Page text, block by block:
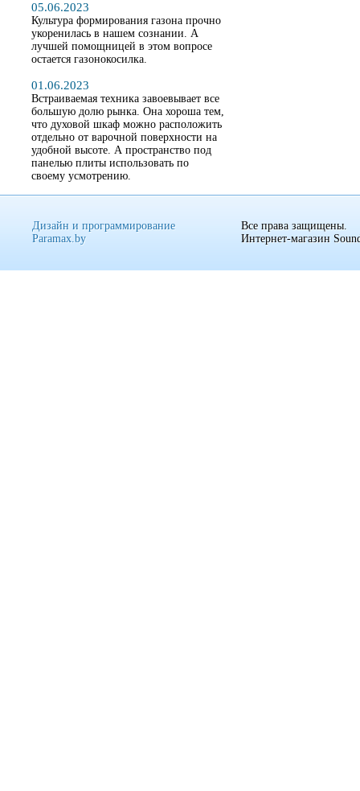
05.06.2023
Культура формирования газона прочно
укоренилась в нашем сознании. А
лучшей помощницей в этом вопросе
остается газонокосилка.
01.06.2023
Встраиваемая техника завоевывает все
большую долю рынка. Она хороша тем,
что духовой шкаф можно расположить
отдельно от варочной поверхности на
удобной высоте. А пространство под
панелью плиты использовать по
своему усмотрению.
Дизайн и программирование
Paramax.by
Все права защищены.
Интернет-магазин